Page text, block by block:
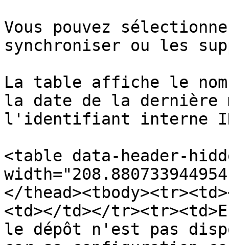
Vous pouvez
synchroniser ou les
La table affiche le
la date de la dernière
l'identifiant interne ID
<table data-header-
</
<td></td></
le dépôt n'est pas